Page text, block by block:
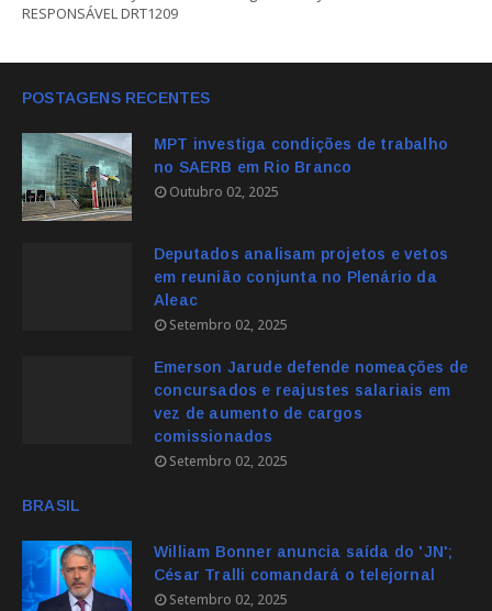
RESPONSÁVEL DRT1209
POSTAGENS RECENTES
MPT investiga condições de trabalho
no SAERB em Rio Branco
Outubro 02, 2025
Deputados analisam projetos e vetos
em reunião conjunta no Plenário da
Aleac
Setembro 02, 2025
Emerson Jarude defende nomeações de
concursados e reajustes salariais em
vez de aumento de cargos
comissionados
Setembro 02, 2025
BRASIL
William Bonner anuncia saída do 'JN';
César Tralli comandará o telejornal
Setembro 02, 2025